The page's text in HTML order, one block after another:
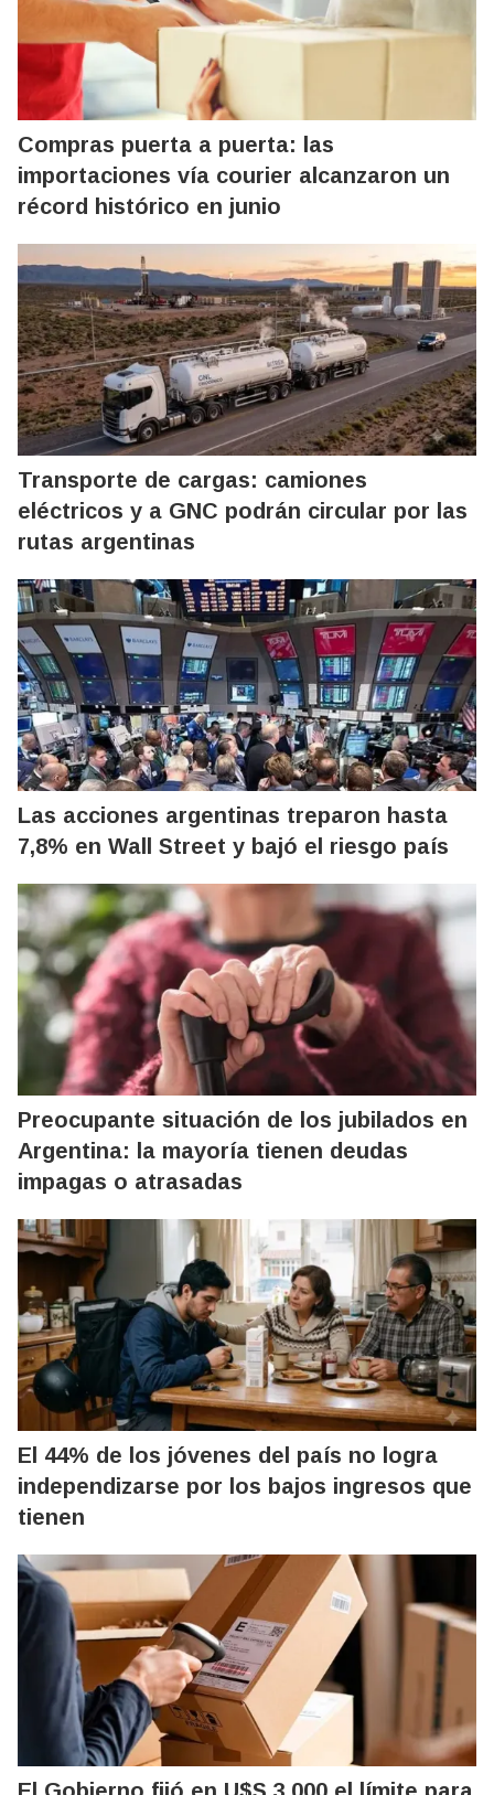
Compras puerta a puerta: las
importaciones vía courier alcanzaron un
récord histórico en junio
Transporte de cargas: camiones
eléctricos y a GNC podrán circular por las
rutas argentinas
Las acciones argentinas treparon hasta
7,8% en Wall Street y bajó el riesgo país
Preocupante situación de los jubilados en
Argentina: la mayoría tienen deudas
impagas o atrasadas
El 44% de los jóvenes del país no logra
independizarse por los bajos ingresos que
tienen